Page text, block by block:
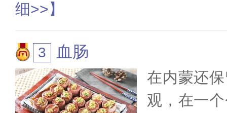
细>>】
血肠
在内蒙还
观，在一